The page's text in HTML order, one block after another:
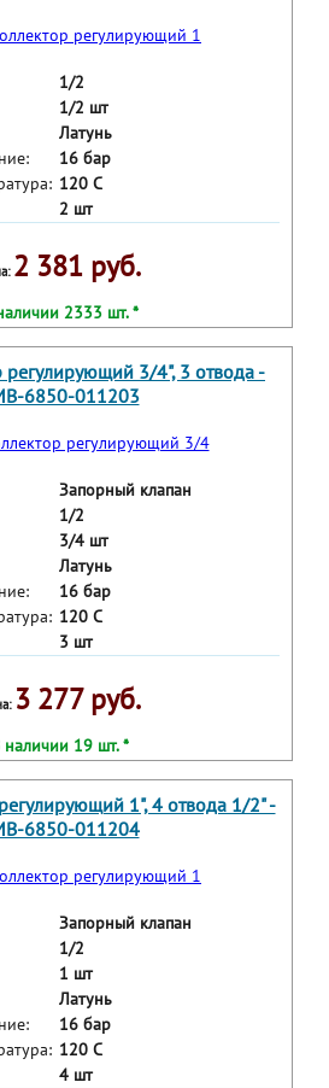
1/2
1/2 шт
Латунь
16 бар
120 С
2 шт
2 381 руб.
2333 шт. *
регулирующий 3/4", 3 отвода -
6850-011203
Запорный клапан
1/2
3/4 шт
Латунь
16 бар
120 С
3 шт
3 277 руб.
наличии 19 шт. *
1", 4 отвода 1/2" -
6850-011204
Запорный клапан
1/2
1 шт
Латунь
16 бар
120 С
4 шт